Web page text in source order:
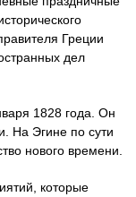
Греции
дел
1828 года. Он
На Эгине по сути
нового времени.
которые